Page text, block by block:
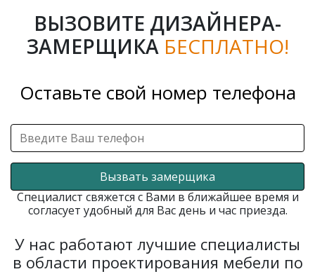
ВЫЗОВИТЕ ДИЗАЙНЕРА-
ЗАМЕРЩИКА БЕСПЛАТНО!
Оставьте свой номер телефона
Вызвать замерщика
Специалист свяжется с Вами в ближайшее время и
согласует удобный для Вас день и час приезда.
У нас работают лучшие специалисты
в области проектирования мебели по